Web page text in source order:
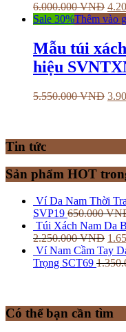
6.000.000VNĐ
Sale 30%Thêm vào
Mẫu túi
hiệu
5.550.000VNĐ
Tin tức
Sản phẩm HOT
Ví Da Nam Thời
SVP19 650.000
Túi Xách Nam Da
2.250.000VNĐ
Ví Nam Cầm Tay
Trọng SCT69
Có thể bạn cần tìm